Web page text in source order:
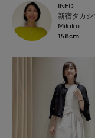
INED
Mikiko
158cm